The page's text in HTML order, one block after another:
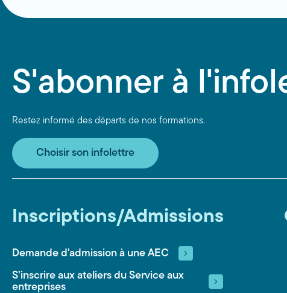
S'abonner à
Restez informé des départs de nos formations.
Choisir son infolettre
Inscriptions/Admissions
Demande d'admission à une AEC
S’inscrire aux ateliers du Service aux
entreprises